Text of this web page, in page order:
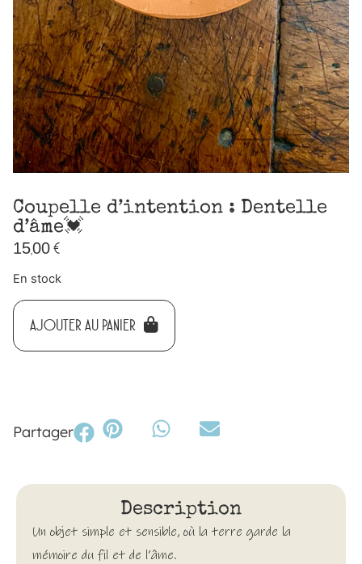
Coupelle d’intention : Dentelle
d’âme💓
15,00€
En stock
AJOUTER AU PANIER
Partager
Description
Un objet simple et sensible, où la terre garde la
mémoire du fil et de l’âme.